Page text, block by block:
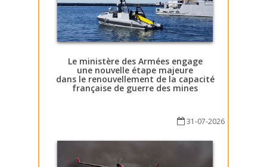
Le ministère des Armées engage
une nouvelle étape majeure
dans le renouvellement de la capacité
française de guerre des mines
31-07-2026